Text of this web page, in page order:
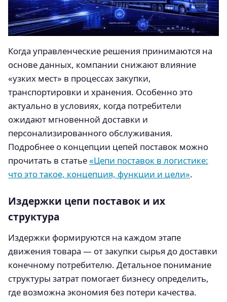
Когда управленческие решения принимаются на
основе данных, компании снижают влияние
«узких мест» в процессах закупки,
транспортировки и хранения. Особенно это
актуально в условиях, когда потребители
ожидают мгновенной доставки и
персонализированного обслуживания.
Подробнее о концепции цепей поставок можно
прочитать в статье«Цепи поставок в логистике:
что это такое, концепция, функции и цели».
Издержки цепи поставок и их
структура
Издержки формируются на каждом этапе
движения товара — от закупки сырья до доставки
конечному потребителю. Детальное понимание
структуры затрат помогает бизнесу определить,
где возможна экономия без потери качества.